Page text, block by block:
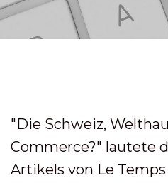
"Die Schweiz,
Commerce?" lautete
Artikels von Le Temps